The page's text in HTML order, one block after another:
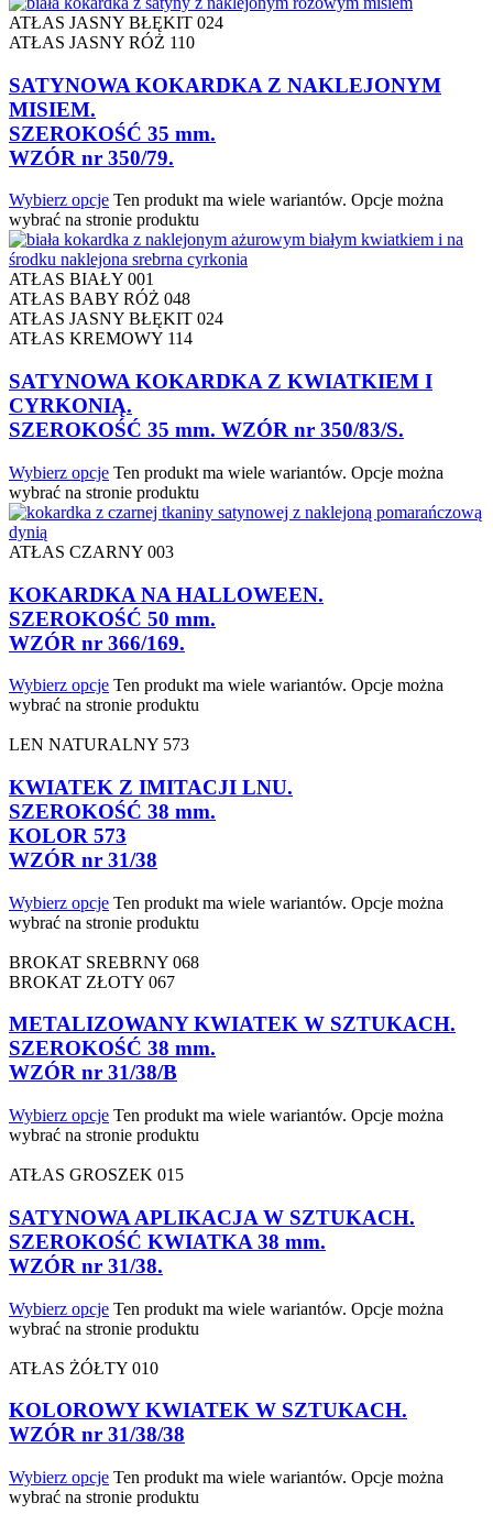
ATŁAS JASNY BŁĘKIT 024
ATŁAS JASNY RÓŻ 110
SATYNOWA KOKARDKA Z NAKLEJONYM
MISIEM.
SZEROKOŚĆ 35 mm.
WZÓR nr 350/79.
Wybierz opcje Ten produkt ma wiele wariantów. Opcje można
wybrać na stronie produktu
ATŁAS BIAŁY 001
ATŁAS BABY RÓŻ 048
ATŁAS JASNY BŁĘKIT 024
ATŁAS KREMOWY 114
SATYNOWA KOKARDKA Z KWIATKIEM I
CYRKONIĄ.
SZEROKOŚĆ 35 mm. WZÓR nr 350/83/S.
Wybierz opcje Ten produkt ma wiele wariantów. Opcje można
wybrać na stronie produktu
ATŁAS CZARNY 003
KOKARDKA NA HALLOWEEN.
SZEROKOŚĆ 50 mm.
WZÓR nr 366/169.
Wybierz opcje Ten produkt ma wiele wariantów. Opcje można
wybrać na stronie produktu
LEN NATURALNY 573
KWIATEK Z IMITACJI LNU.
SZEROKOŚĆ 38 mm.
KOLOR 573
WZÓR nr 31/38
Wybierz opcje Ten produkt ma wiele wariantów. Opcje można
wybrać na stronie produktu
BROKAT SREBRNY 068
BROKAT ZŁOTY 067
METALIZOWANY KWIATEK W SZTUKACH.
SZEROKOŚĆ 38 mm.
WZÓR nr 31/38/B
Wybierz opcje Ten produkt ma wiele wariantów. Opcje można
wybrać na stronie produktu
ATŁAS GROSZEK 015
SATYNOWA APLIKACJA W SZTUKACH.
SZEROKOŚĆ KWIATKA 38 mm.
WZÓR nr 31/38.
Wybierz opcje Ten produkt ma wiele wariantów. Opcje można
wybrać na stronie produktu
ATŁAS ŻÓŁTY 010
KOLOROWY KWIATEK W SZTUKACH.
WZÓR nr 31/38/38
Wybierz opcje Ten produkt ma wiele wariantów. Opcje można
wybrać na stronie produktu